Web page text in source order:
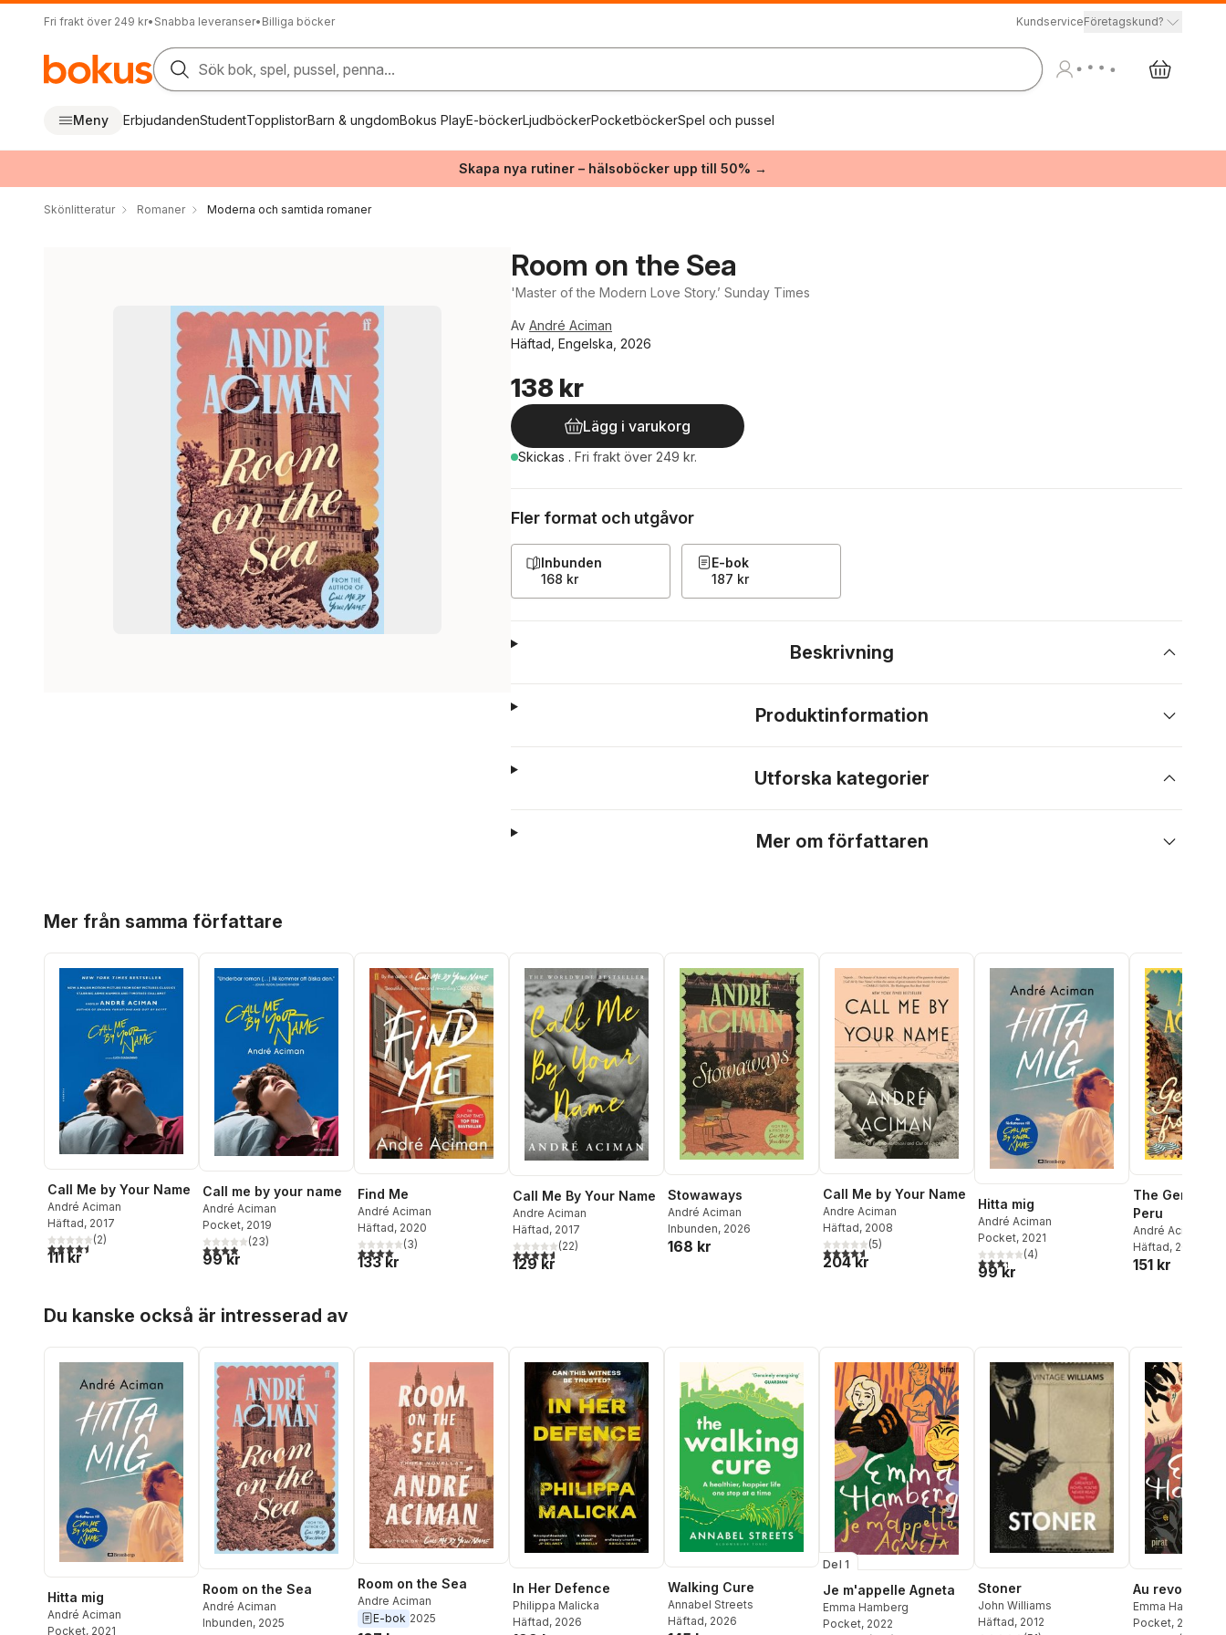
Fri frakt över 249 kr• Snabba leveranser• Billiga böcker KundserviceFöretagskund?
Sök bok, spel, pussel, penna...
Meny ErbjudandenStudentTopplistorBarn & ungdomBokus PlayE-böckerLjudböckerPocketböckerSpel och pussel
Skapa nya rutiner – hälsoböcker upp till 50% →
Skönlitteratur Romaner Moderna och samtida romaner
Room on the Sea
'Master of the Modern Love Story.’ Sunday Times
Av André Aciman
Häftad, Engelska, 2026
138 kr
Lägg i varukorg
Skickas . Fri frakt över 249 kr.
Fler format och utgåvor
Inbunden
168 kr
E-bok
187 kr
Beskrivning
Produktinformation
Utforska kategorier
Mer om författaren
Mer från samma författare
Call Me by Your Name
André Aciman
Häftad, 2017
4,5utav 5 stjärnor. Totalt antal röster:
(2)
111 kr
Call me by your name
André Aciman
Pocket, 2019
3,9utav 5 stjärnor. Totalt antal röster:
(23)
99 kr
Find Me
André Aciman
Häftad, 2020
4,0utav 5 stjärnor. Totalt antal röster:
(3)
133 kr
Call Me By Your Name
Andre Aciman
Häftad, 2017
4,6utav 5 stjärnor. Totalt antal röster:
(22)
129 kr
Stowaways
André Aciman
Inbunden, 2026
168 kr
Call Me by Your Name
Andre Aciman
Häftad, 2008
4,6utav 5 stjärnor. Totalt antal röster:
(5)
204 kr
Hitta mig
André Aciman
Pocket, 2021
3,3utav 5 stjärnor. Totalt antal röster:
(4)
99 kr
The
Peru
André Aciman
Häftad, 2025
151 kr
Du kanske också är intresserad av
Hitta mig
André Aciman
Pocket, 2021
Room on the Sea
André Aciman
Inbunden, 2025
Room on the Sea
Andre Aciman
E-bok 2025
In Her Defence
Philippa Malicka
Häftad, 2026
Walking Cure
Annabel Streets
Häftad, 2026
Del 1
Je m'appelle Agneta
Emma Hamberg
Pocket, 2022
Stoner
John Williams
Häftad, 2012
Au revoir
Emma Hamberg
Pocket, 2024